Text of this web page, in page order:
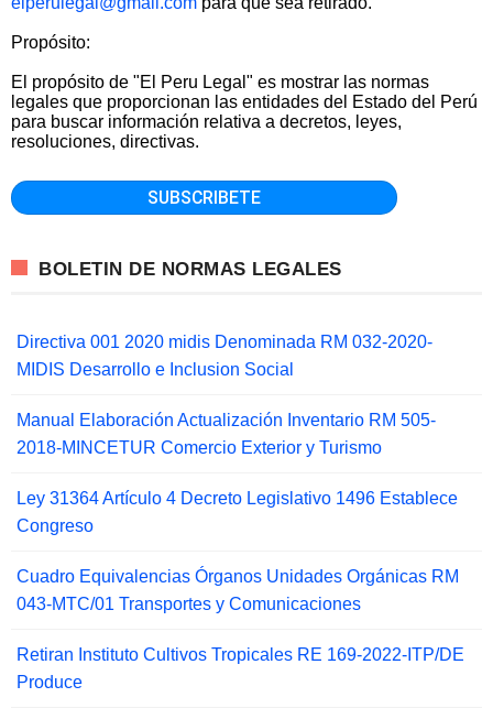
Propósito:
El propósito de "El Peru Legal" es mostrar las normas
legales que proporcionan las entidades del Estado del Perú
para buscar información relativa a decretos, leyes,
resoluciones, directivas.
BOLETIN DE NORMAS LEGALES
Directiva 001 2020 midis Denominada RM 032-2020-
MIDIS Desarrollo e Inclusion Social
Manual Elaboración Actualización Inventario RM 505-
2018-MINCETUR Comercio Exterior y Turismo
Ley 31364 Artículo 4 Decreto Legislativo 1496 Establece
Congreso
Cuadro Equivalencias Órganos Unidades Orgánicas RM
043-MTC/01 Transportes y Comunicaciones
Retiran Instituto Cultivos Tropicales RE 169-2022-ITP/DE
Produce